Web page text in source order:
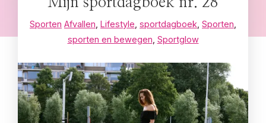
Sporten Afvallen Lifestyle sportdagboek Sporten
sporten en bewegen Sportglow